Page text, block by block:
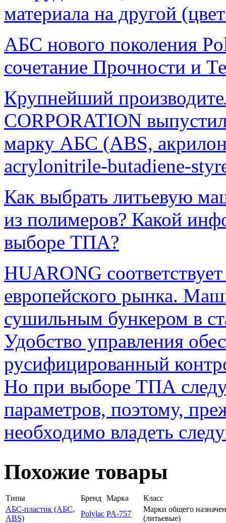
материала на другой
АБС нового поколения
сочетание Прочности и
Крупнейший
CORPORATION
марку АБС (ABS,
acrylonitrile-butadiene-
Как выбрать литьевую
из полимеров? Какой
выборе ТПА?
HUARONG
европейского рынка.
сушильным бункером в
Удобство управления
русифицированный
Но при выборе ТПА
параметров, поэтому,
необходимо владеть
Похожие товары
Типы Бренд Марка
Класс
АБС-пластик (АБС,
ABS)
Polylac PA-757
Марки общего
(литьевые)